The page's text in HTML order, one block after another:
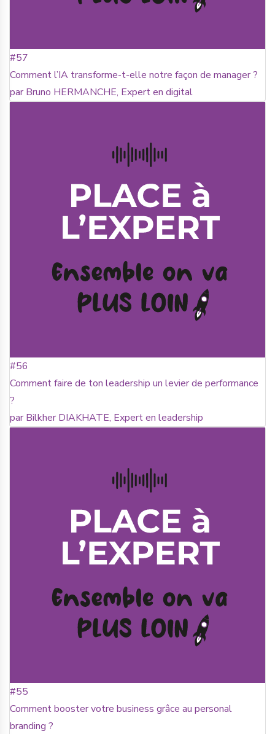
#57
Comment l’IA transforme-t-elle notre façon de manager ?
par Bruno HERMANCHE, Expert en digital
#56
Comment faire de ton leadership un levier de performance
?
par Bilkher DIAKHATE, Expert en leadership
#55
Comment booster votre business grâce au personal
branding ?